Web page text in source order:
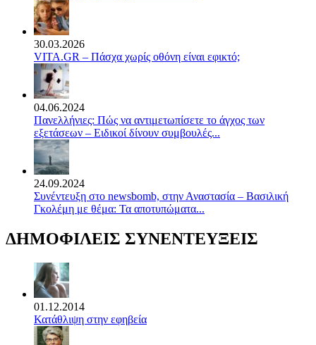
30.03.2026
VITA.GR – Πάσχα χωρίς οθόνη είναι εφικτό;
04.06.2024
Πανελλήνιες: Πώς να αντιμετωπίσετε το άγχος των
εξετάσεων – Ειδικοί δίνουν συμβουλές...
24.09.2024
Συνέντευξη στο newsbomb, στην Αναστασία – Βασιλική
Γκολέμη με θέμα: Τα αποτυπώματα...
ΔΗΜΟΦΙΛΕΙΣ ΣΥΝΕΝΤΕΥΞΕΙΣ
01.12.2014
Κατάθλιψη στην εφηβεία